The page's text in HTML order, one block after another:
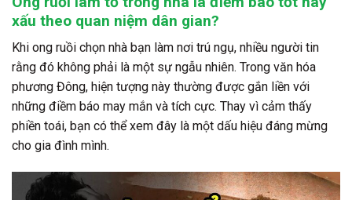
xấu theo quan niệm dân gian?
Khi ong ruồi chọn nhà bạn làm nơi trú ngụ, nhiều người tin
rằng đó không phải là một sự ngẫu nhiên. Trong văn hóa
phương Đông, hiện tượng này thường được gắn liền với
những điềm báo may mắn và tích cực. Thay vì cảm thấy
phiền toái, bạn có thể xem đây là một dấu hiệu đáng mừng
cho gia đình mình.